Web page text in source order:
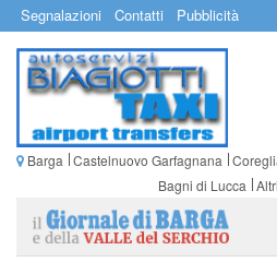
Segnalazioni Contatti Pubblicità
Barga Castelnuovo Garfagnana
Bagni di Lucca